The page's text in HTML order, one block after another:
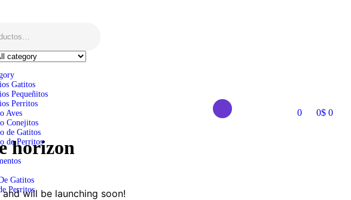
Gatitos
Pequeñitos
Perritos
Aves
Conejitos
de Gatitos
de Perritos
Gatitos
Perritos
0 0$0
horizon
will be launching soon!